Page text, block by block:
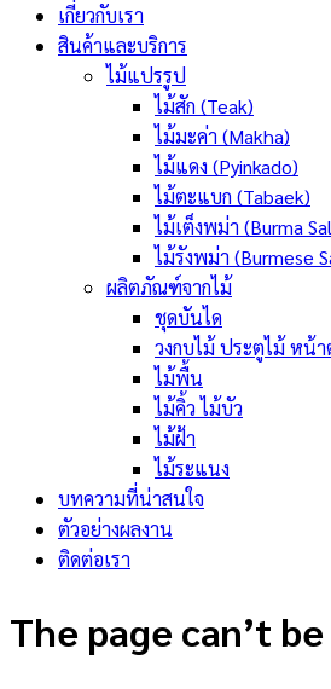
เกี่ยวกับเรา
สินค้าและบริการ
ไม้แปรรูป
ไม้สัก (Teak)
ไม้มะค่า (Makha)
ไม้แดง (Pyinkado)
ไม้ตะแบก (Tabaek)
ไม้เต็งพม่า (Burma
ไม้รังพม่า (Burmese
ผลิตภัณฑ์จากไม้
ชุดบันได
วงกบไม้ ประตูไม้ หน้า
ไม้พื้น
ไม้คิ้ว ไม้บัว
ไม้ฝ้า
ไม้ระแนง
บทความที่น่าสนใจ
ตัวอย่างผลงาน
ติดต่อเรา
The page can’t